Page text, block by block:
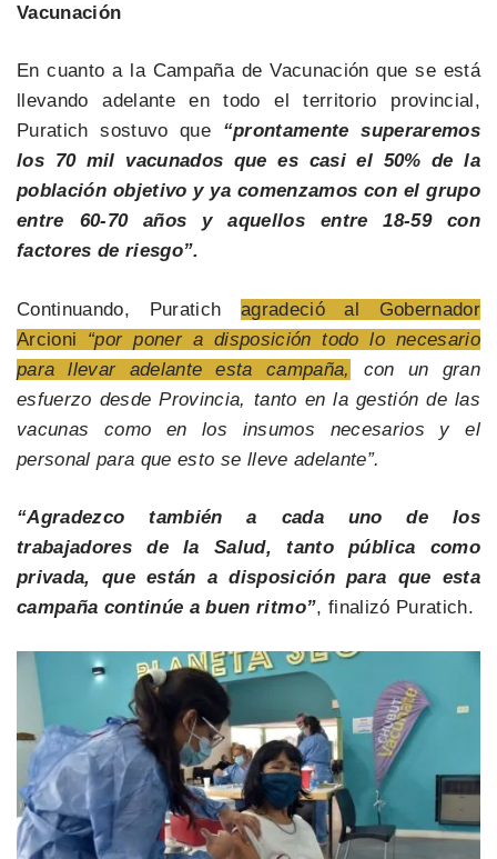
Vacunación
En cuanto a la Campaña de Vacunación que se está
llevando adelante en todo el territorio provincial,
Puratich sostuvo que “prontamente superaremos
los 70 mil vacunados que es casi el 50% de la
población objetivo y ya comenzamos con el grupo
entre 60-70 años y aquellos entre 18-59 con
factores de riesgo”.
Continuando, Puratich agradeció al Gobernador
Arcioni “por poner a disposición todo lo necesario
para llevar adelante esta campaña,
con un gran
esfuerzo desde Provincia, tanto en la gestión de las
vacunas como en los insumos necesarios y el
personal para que esto se lleve adelante”.
“Agradezco también a cada uno de los
trabajadores de la Salud, tanto pública como
privada, que están a disposición para que esta
campaña continúe a buen ritmo”, finalizó Puratich.